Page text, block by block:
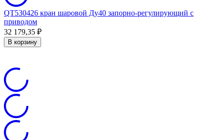
QT530426 кран шаровой Ду40 запорно-регулирующий с
приводом
32 179,35 ₽
В корзину